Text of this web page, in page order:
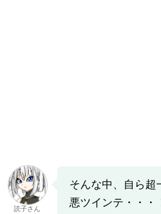
読子さん
そんな中、自ら超
悪ツインテ・・・